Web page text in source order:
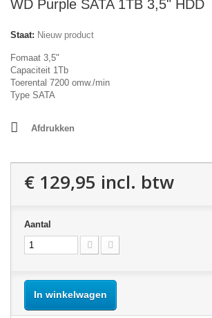
WD Purple SATA 1TB 3,5" HDD
Staat: Nieuw product
Fomaat 3,5"
Capaciteit 1Tb
Toerental 7200 omw./min
Type SATA
Afdrukken
€ 129,95 incl. btw
Aantal
In winkelwagen